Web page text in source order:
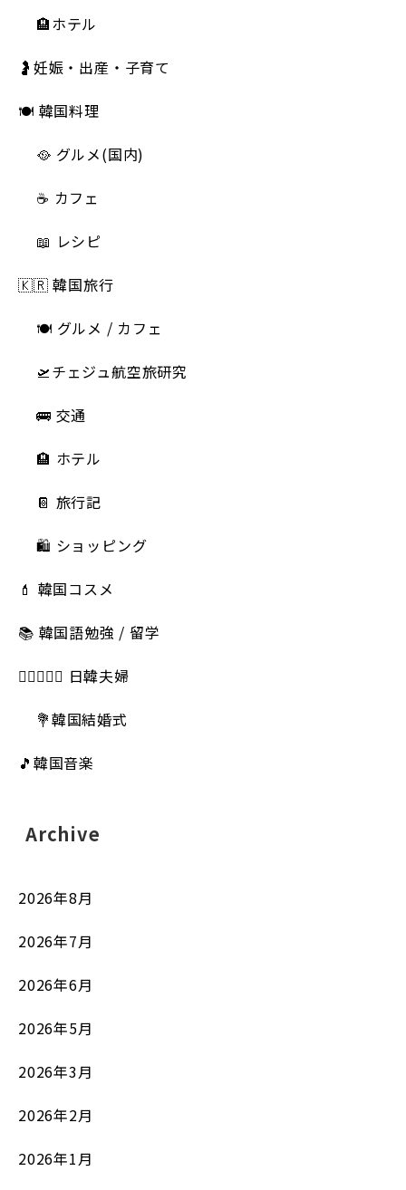
🏨ホテル
🤰妊娠・出産・子育て
🍽 韓国料理
🥘 グルメ(国内)
☕️ カフェ
📖 レシピ
🇰🇷 韓国旅行
🍽 グルメ / カフェ
🛫チェジュ航空旅研究
🚌 交通
🏨 ホテル
📔 旅行記
🛍️ ショッピング
💄 韓国コスメ
📚 韓国語勉強 / 留学
👩🏻‍❤️‍👨🏻 日韓夫婦
💐韓国結婚式
🎵韓国音楽
Archive
2026年8月
2026年7月
2026年6月
2026年5月
2026年3月
2026年2月
2026年1月